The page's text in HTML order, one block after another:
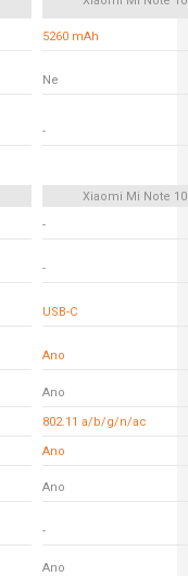
5260 mAh
Ne
-
Xiaomi Mi Note
-
-
USB-C
Ano
Ano
802.11 a/b/g/n/ac
Ano
Ano
-
Ano